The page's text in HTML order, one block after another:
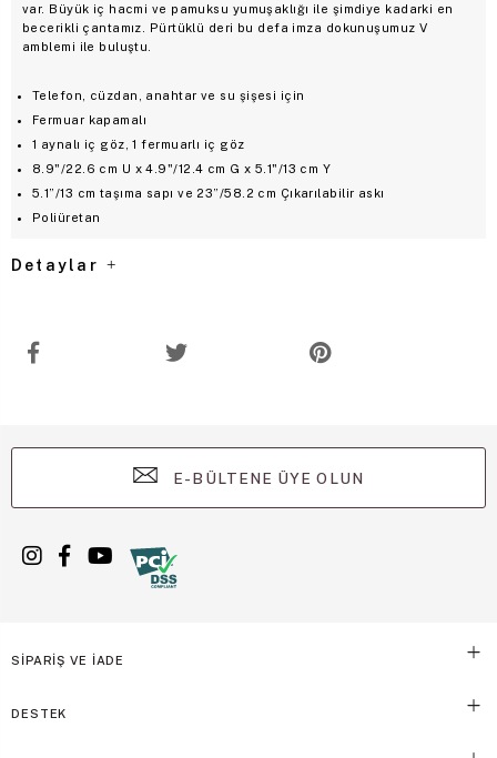
var. Büyük iç hacmi ve pamuksu yumuşaklığı ile şimdiye kadarki en
becerikli çantamız. Pürtüklü deri bu defa imza dokunuşumuz V
amblemi ile buluştu.
Telefon, cüzdan, anahtar ve su şişesi için
Fermuar kapamalı
1 aynalı iç göz, 1 fermuarlı iç göz
8.9"/22.6 cm U x 4.9"/12.4 cm G x 5.1"/13 cm Y
5.1”/13 cm taşıma sapı ve 23”/58.2 cm Çıkarılabilir askı
Poliüretan
Detaylar
E-BÜLTENE ÜYE OLUN
SİPARİŞ VE İADE
DESTEK